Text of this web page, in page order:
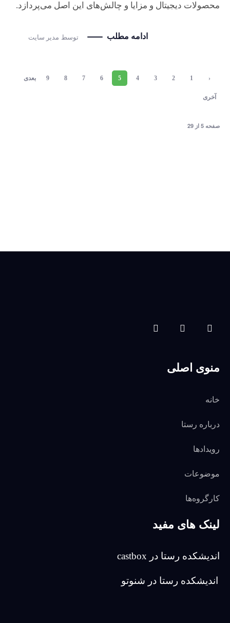
محصولات دیجیتال و مزایا و چالش‌های این اصل می‌پردازد.
توسط مدیر سایت ادامه مطلب
‹
قبلی
1
2
3
4
5
6
7
8
9 بعدی
آخری
صفحه 5 از 29
منوی اصلی
خانه
درباره رستا
رویدادها
موضوعات
کارگروه‌ها
لینک های مفید
اندیشکده رستا در castbox
اندیشکده رستا در شنوتو